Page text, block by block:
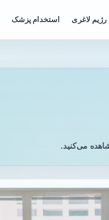
رژیم لاغری استخدام پزشک